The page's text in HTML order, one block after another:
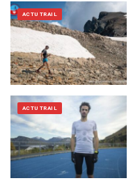
ACTU TRAIL
ACTU TRAIL